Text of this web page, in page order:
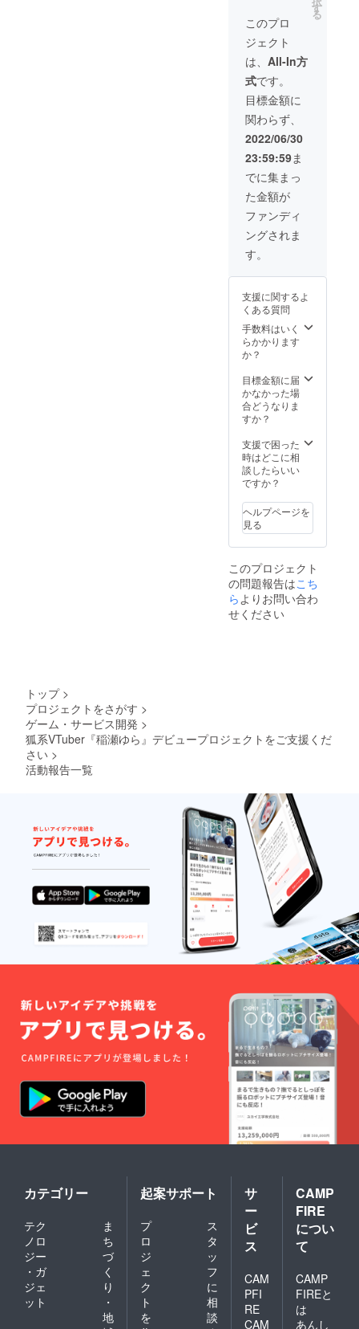
※ギガ
ル便で
のデー
タでお
送りい
たしま
す。
反する
お名前
は掲載
をお断
りする
事が御
座いま
す、ご
注意く
ださ
い。 ▶
初配信
記念オ
リジナ
ルグッ
ズ ※CF
限定ミ
ニキャ
キーホ
ルダー
『サ
イズ
50mm×
50mm
ますの
でご住
所等、
い。
CAMPF
IREにて
使用さ
れてい
るハン
ドル
ネーム
を使用
させて
頂きま
すので
ご了承
くださ
い。ま
た、特
定の人
物を比
喩する
良俗に
お名前
は掲載
をお断
りする
事が御
す、ご
注意く
ださ
い。 ▶
前、先
行メッ
セージ
動画(稲
が動く)
※ギガ
ファイ
ル便で
いたし
ます。
す
る
このプロ
ジェクト
は、 All-In方
式です。
目標金額に
関わらず、
2022/06/30
23:59:59ま
でに集まっ
た金額が
ファンディ
ングされま
す。
支援に関するよ
くある質問
手数料はいく
らかかります
か？
目標金額に届
かなかった場
合どうなりま
すか？
支援で困った
時はどこに相
談したらいい
ですか？
ヘルプページを
見る
このプロジェクト
の問題報告はこち
らよりお問い合わ
せください
トップ >
プロジェクトをさがす >
ゲーム・サービス開発 >
狐系VTuber『稲瀬ゆら』デビュープロジェクトをご支援くだ
さい >
活動報告一覧
カテゴリー
テク
ノロ
ジー
・ガ
ジェ
ット
ま
ち
づ
く
り
・
地
起案サポート
プ
ロ
ジ
ェ
ク
ト
を
ス
タ
ッ
フ
に
相
談
サ
ー
ビ
ス
CAM
PFI
RE
CAM
CAMP
FIRE
につい
て
CAMP
FIREと
は
あんし